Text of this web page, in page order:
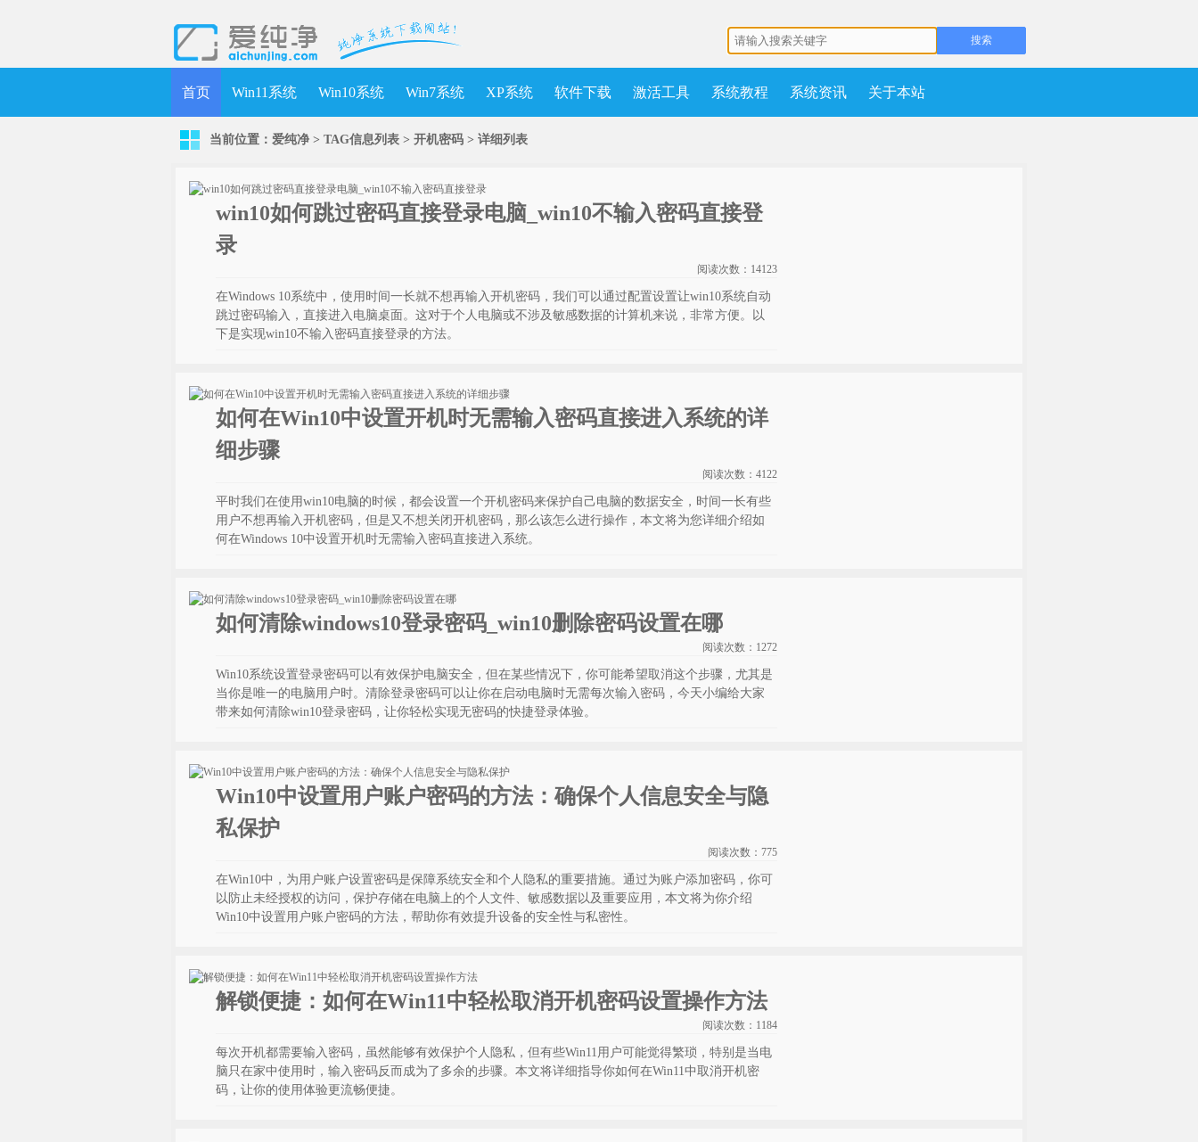
首页 Win11系统 Win10系统 Win7系统 XP系统 软件下载 激活工具 系统教程 系统资讯 关于本站
当前位置： 爱纯净 > TAG信息列表 > 开机密码 > 详细列表
win10如何跳过密码直接登录电脑_win10不输入密码直接登
录
阅读次数： 14123
在Windows 10系统中，使用时间一长就不想再输入开机密码，我们可以通过配置设置让win10系统自动
跳过密码输入，直接进入电脑桌面。这对于个人电脑或不涉及敏感数据的计算机来说，非常方便。以
下是实现win10不输入密码直接登录的方法。
如何在Win10中设置开机时无需输入密码直接进入系统的详
细步骤
阅读次数： 4122
平时我们在使用win10电脑的时候，都会设置一个开机密码来保护自己电脑的数据安全，时间一长有些
用户不想再输入开机密码，但是又不想关闭开机密码，那么该怎么进行操作，本文将为您详细介绍如
何在Windows 10中设置开机时无需输入密码直接进入系统。
如何清除windows10登录密码_win10删除密码设置在哪
阅读次数： 1272
Win10系统设置登录密码可以有效保护电脑安全，但在某些情况下，你可能希望取消这个步骤，尤其是
当你是唯一的电脑用户时。清除登录密码可以让你在启动电脑时无需每次输入密码，今天小编给大家
带来如何清除win10登录密码，让你轻松实现无密码的快捷登录体验。
Win10中设置用户账户密码的方法：确保个人信息安全与隐
私保护
阅读次数： 775
在Win10中，为用户账户设置密码是保障系统安全和个人隐私的重要措施。通过为账户添加密码，你可
以防止未经授权的访问，保护存储在电脑上的个人文件、敏感数据以及重要应用，本文将为你介绍
Win10中设置用户账户密码的方法，帮助你有效提升设备的安全性与私密性。
解锁便捷：如何在Win11中轻松取消开机密码设置操作方法
阅读次数： 1184
每次开机都需要输入密码，虽然能够有效保护个人隐私，但有些Win11用户可能觉得繁琐，特别是当电
脑只在家中使用时，输入密码反而成为了多余的步骤。本文将详细指导你如何在Win11中取消开机密
码，让你的使用体验更流畅便捷。